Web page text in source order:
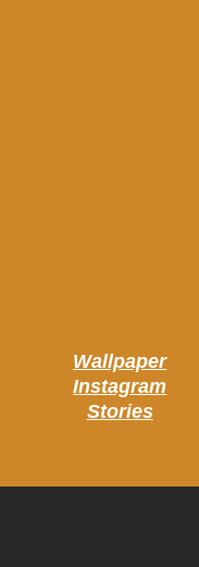
Wallpaper
Instagram
Stories